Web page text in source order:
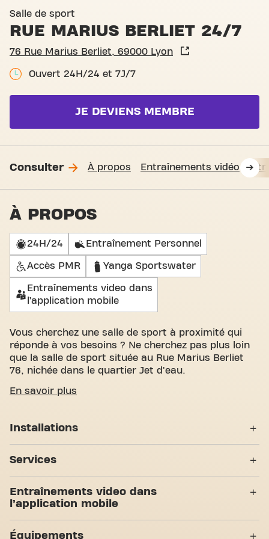
Salle de sport
RUE MARIUS BERLIET 24/7
76 Rue Marius Berliet, 69000 Lyon
Ouvert 24H/24 et 7J/7
JE DEVIENS MEMBRE
Consulter À propos Entraînements vidéo
À PROPOS
24H/24 Entraînement Personnel
Accès PMR Yanga Sportswater
Entraînements video dans
l’application mobile
Vous cherchez une salle de sport à proximité qui
réponde à vos besoins ? Ne cherchez pas plus loin
que la salle de sport située au Rue Marius Berliet
76, nichée dans le quartier Jet d'eau.
Nous savons à quel point il est important de
d'espace d'entraînement et des entraîneurs
chaque étape. Notre salle de sport offre une grande
variété d'équipements, de séances d'entraînement
vidéo et entraînement personnel. Mais ce qui nous
distingue vraiment, c'est le sens de la communauté
que nous avons créé - un endroit où vous trouverez
Rejoignez-nous dès aujourd'hui et découvrez
En savoir plus
Installations
Douches
Services
Entraînement Personnel
Entraînements video dans
l’application mobile
Équipements